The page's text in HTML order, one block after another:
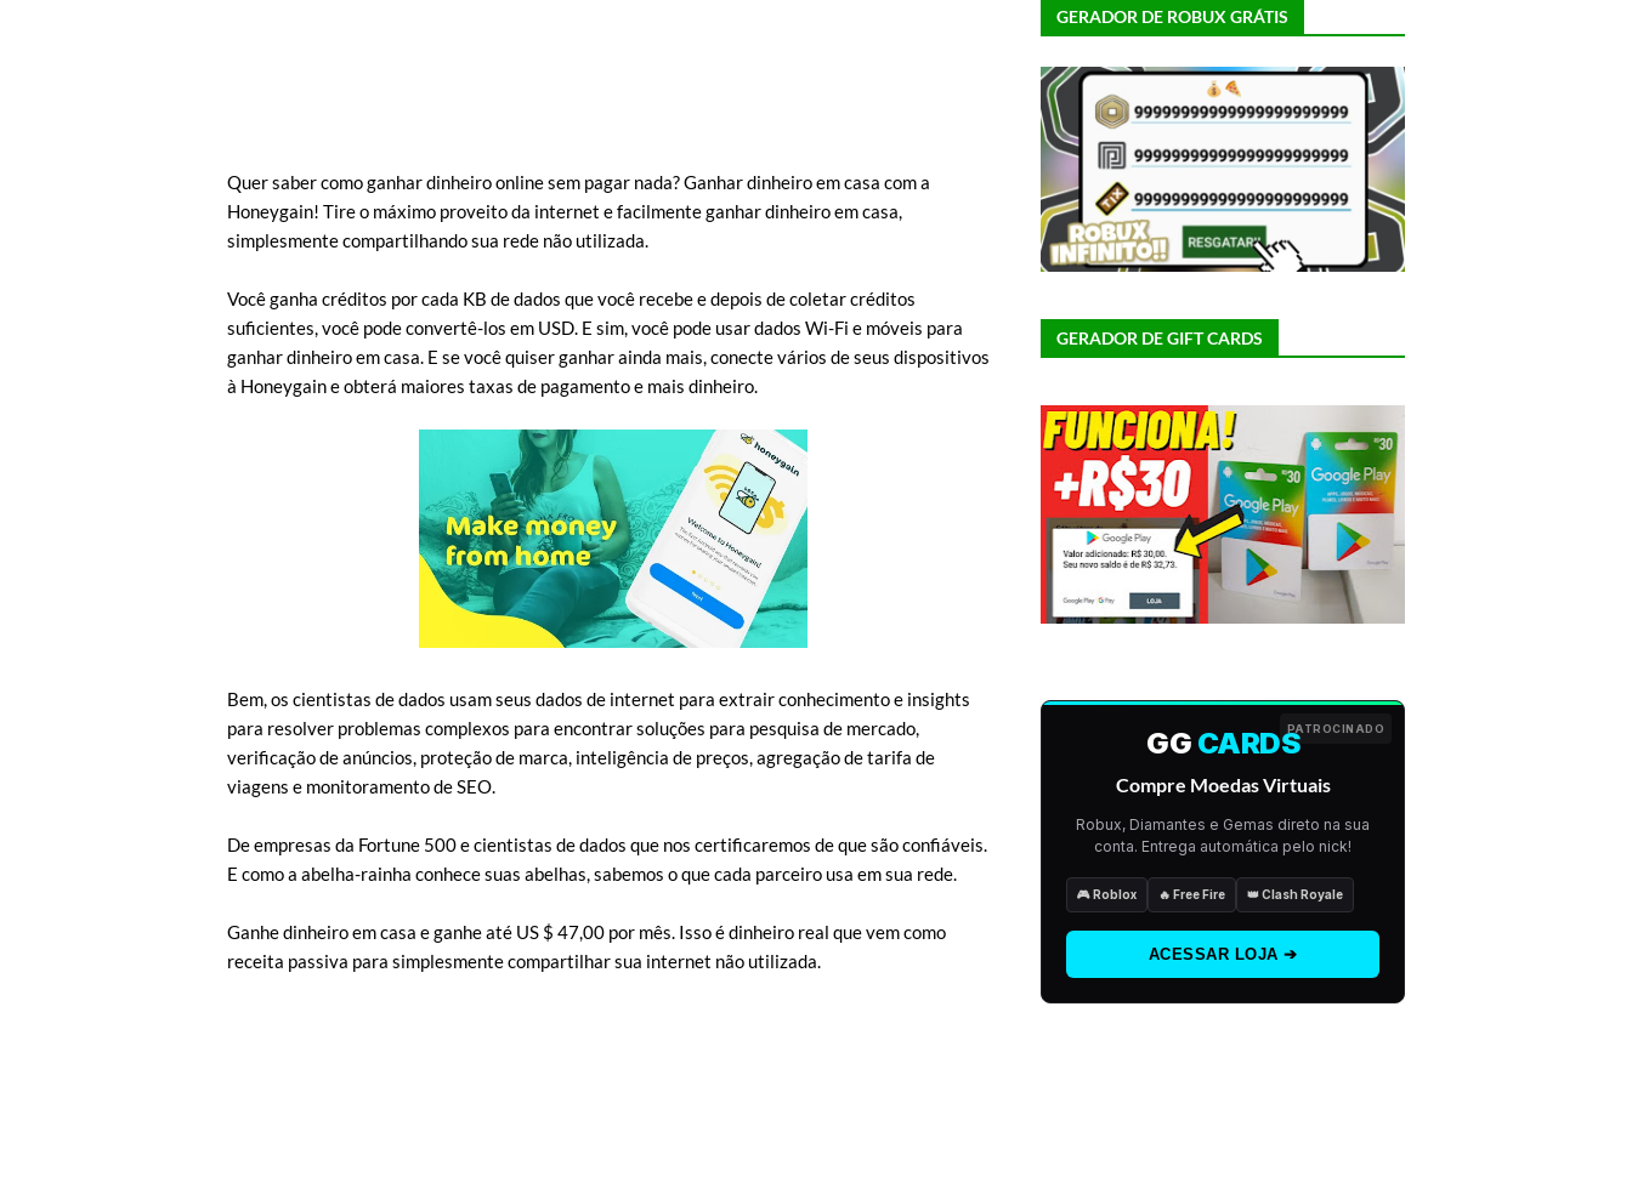
Quer saber como ganhar dinheiro online sem pagar nada? Ganhar dinheiro em casa com a
Honeygain! Tire o máximo proveito da internet e facilmente ganhar dinheiro em casa,
simplesmente compartilhando sua rede não utilizada.
Você ganha créditos por cada KB de dados que você recebe e depois de coletar créditos
suficientes, você pode convertê-los em USD. E sim, você pode usar dados Wi-Fi e móveis para
ganhar dinheiro em casa. E se você quiser ganhar ainda mais, conecte vários de seus dispositivos
à Honeygain e obterá maiores taxas de pagamento e mais dinheiro.
Bem, os cientistas de dados usam seus dados de internet para extrair conhecimento e insights
para resolver problemas complexos para encontrar soluções para pesquisa de mercado,
verificação de anúncios, proteção de marca, inteligência de preços, agregação de tarifa de
viagens e monitoramento de SEO.
De empresas da Fortune 500 e cientistas de dados que nos certificaremos de que são confiáveis.
E como a abelha-rainha conhece suas abelhas, sabemos o que cada parceiro usa em sua rede.
Ganhe dinheiro em casa e ganhe até US $ 47,00 por mês. Isso é dinheiro real que vem como
receita passiva para simplesmente compartilhar sua internet não utilizada.
GERADOR DE ROBUX GRÁTIS
GERADOR DE GIFT CARDS
PATROCINADO
GG CARDS
Compre Moedas Virtuais
Robux, Diamantes e Gemas direto na sua
conta. Entrega automática pelo nick!
🎮 Roblox 🔥 Free Fire 👑 Clash Royale
ACESSAR LOJA ➔